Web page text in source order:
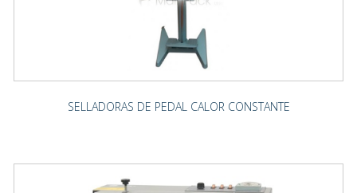
SELLADORAS DE PEDAL CALOR CONSTANTE